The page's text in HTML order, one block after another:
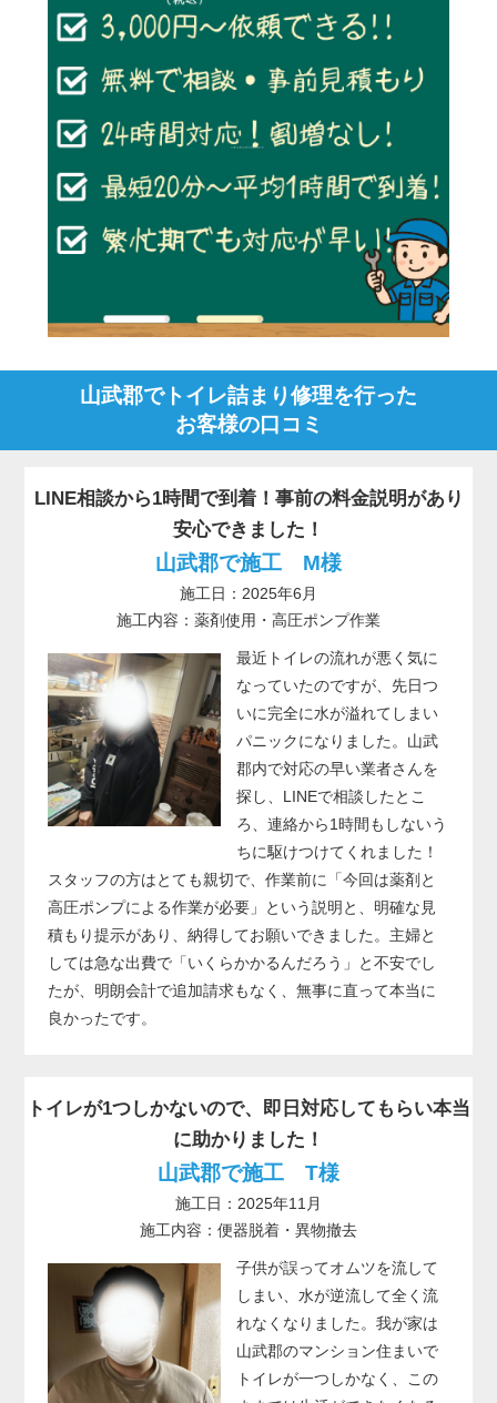
山武郡でトイレ詰まり修理を行った
お客様の口コミ
LINE相談から1時間で到着！事前の料金説明があり
安心できました！
山武郡で施工 M様
施工日：2025年6月
施工内容：薬剤使用・高圧ポンプ作業
最近トイレの流れが悪く気に
なっていたのですが、先日つ
いに完全に水が溢れてしまい
パニックになりました。山武
郡内で対応の早い業者さんを
探し、LINEで相談したとこ
ろ、連絡から1時間もしないう
ちに駆けつけてくれました！
スタッフの方はとても親切で、作業前に「今回は薬剤と
高圧ポンプによる作業が必要」という説明と、明確な見
積もり提示があり、納得してお願いできました。主婦と
しては急な出費で「いくらかかるんだろう」と不安でし
たが、明朗会計で追加請求もなく、無事に直って本当に
良かったです。
トイレが1つしかないので、即日対応してもらい本当
に助かりました！
山武郡で施工 T様
施工日：2025年11月
施工内容：便器脱着・異物撤去
子供が誤ってオムツを流して
しまい、水が逆流して全く流
れなくなりました。我が家は
山武郡のマンション住まいで
トイレが一つしかなく、この